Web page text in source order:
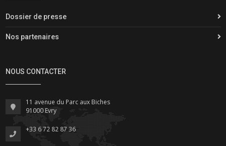
Dossier de presse
Nos partenaires
NOUS CONTACTER
11 avenue du Parc aux Biches
91000 Evry
+33 6 72 82 87 36